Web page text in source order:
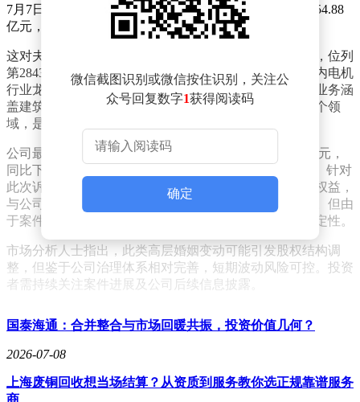
7月7日收盘价8.29元/股计算，这部分股权对应市值高达54.88
亿元，而大洋电机当日总市值为204亿元。
这对夫妇曾以75亿元财富登上《2022胡润全球富豪榜》，位列
第2843名，并成为湖北孝感地区首富。大洋电机作为国内电机
行业龙头企业，成立于2000年，2008年在深交所上市，业务涵
盖建筑及家居电器电机、新能源汽车动力总成系统等多个领
域，是集研发、制造、营销于一体的高新技术企业。
公司最新财报显示，2026年一季度实现营业收入30.39亿元，
同比下降3.89%；归母净利润2.99亿元，同比增长5.11%。针对
此次诉讼，大洋电机特别说明，该案件仅涉及股东个人权益，
与公司日常经营无关，不会对业务运作产生实质性影响。但由
于案件尚未开庭审理，实际控制权是否变更仍存在不确定性。
市场分析人士指出，此类高层婚姻变动可能引发股权结构调
整，但鉴于公司治理体系相对完善，短期波动风险可控。投资
者需持续关注案件进展及公司后续信息披露。
微信截图识别或微信按住识别，关注公
众号回复数字1获得阅读码
确定
国泰海通：合并整合与市场回暖共振，投资价值几何？
2026-07-08
上海废铜回收想当场结算？从资质到服务教你选正规靠谱服务
商